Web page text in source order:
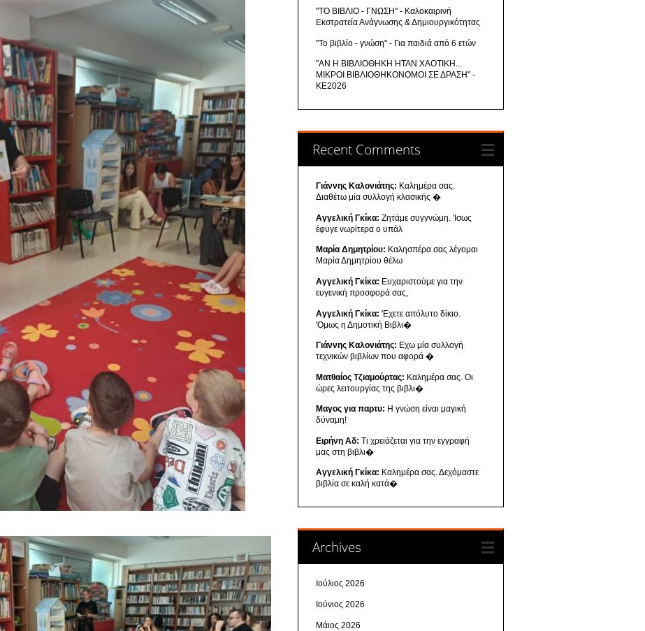
"ΤΟ ΒΙΒΛΙΟ - ΓΝΩΣΗ" - Καλοκαιρινή
Εκστρατεία Ανάγνωσης & Δημιουργικότητας
"Το βιβλίο - γνώση" - Για παιδιά από 6 ετών
"ΑΝ Η ΒΙΒΛΙΟΘΗΚΗ ΗΤΑΝ ΧΑΟΤΙΚΗ...
ΜΙΚΡΟΙ ΒΙΒΛΙΟΘΗΚΟΝΟΜΟΙ ΣΕ ΔΡΑΣΗ" -
ΚΕ2026
Recent Comments
Γιάννης Καλονιάτης: Καλημέρα σας.
Διαθέτω μία συλλογή κλασικής �
Αγγελική Γκίκα: Ζητάμε συγγνώμη. 'Ισως
έφυγε νωρίτερα ο υπάλ
Μαρία Δημητρίου: Καλησπέρα σας λέγομαι
Μαρία Δημητρίου θέλω
Αγγελική Γκίκα: Ευχαριστούμε για την
ευγενική προσφορά σας,
Αγγελική Γκίκα: 'Εχετε απόλυτο δίκιο.
'Ομως η Δημοτική Βιβλι�
Γιάννης Καλονιάτης: Εχω μία συλλογή
τεχνικών βιβλίων που αφορά �
Ματθαίος Τζιαμούρτας: Καλημέρα σας. Οι
ώρες λειτουργίας της βιβλι�
Μαγος για παρτυ: Η γνώση είναι μαγική
δύναμη!
Ειρήνη Αδ: Τι χρειάζεται για την εγγραφή
μας στη βιβλι�
Αγγελική Γκίκα: Καλημέρα σας. Δεχόμαστε
βιβλία σε καλή κατά�
Archives
Ιούλιος 2026
Ιούνιος 2026
Μάιος 2026